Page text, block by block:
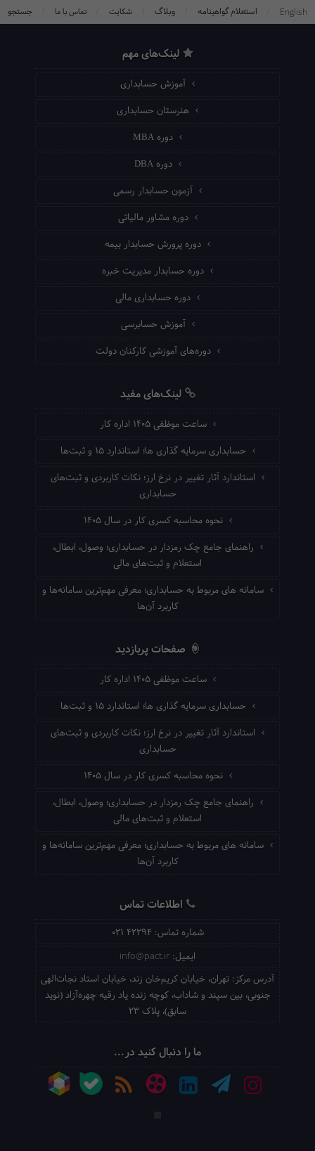
English استعلام گواهینامه وبلاگ شکایت تماس با ما جستجو
لینک‌های مهم
آموزش حسابداری
هنرستان حسابداری
دوره MBA
دوره DBA
آزمون حسابدار رسمی
دوره مشاور مالیاتی
دوره پرورش حسابدار بیمه
دوره حسابدار مدیریت خبره
دوره حسابداری مالی
آموزش حسابرسی
دوره‌های آموزشی کارکنان دولت
لینک‌های مفید
ساعت موظفی ۱۴۰۵ اداره کار
حسابداری سرمایه گذاری ها؛ استاندارد ۱۵ و ثبت‌ها
استاندارد آثار تغییر در نرخ ارز؛ نکات کاربردی و ثبت‌های
حسابداری
نحوه محاسبه کسری کار در سال ۱۴۰۵
راهنمای جامع چک رمزدار در حسابداری؛ وصول، ابطال،
استعلام و ثبت‌های مالی
سامانه های مربوط به حسابداری؛ معرفی مهم‌ترین سامانه‌ها و
کاربرد آن‌ها
صفحات پربازدید
ساعت موظفی ۱۴۰۵ اداره کار
حسابداری سرمایه گذاری ها؛ استاندارد ۱۵ و ثبت‌ها
استاندارد آثار تغییر در نرخ ارز؛ نکات کاربردی و ثبت‌های
حسابداری
نحوه محاسبه کسری کار در سال ۱۴۰۵
راهنمای جامع چک رمزدار در حسابداری؛ وصول، ابطال،
استعلام و ثبت‌های مالی
سامانه های مربوط به حسابداری؛ معرفی مهم‌ترین سامانه‌ها و
کاربرد آن‌ها
اطلاعات تماس
شماره تماس: 021 42294
ایمیل: info@pact.ir
آدرس مرکز: تهران، خیابان کریم‌خان زند، خیابان استاد نجات‌الهی
جنوبی، بین سپند و شاداب، کوچه زنده یاد رقیه چهره‌آزاد (نوید
سابق)، پلاک 23
ما را دنبال کنید در...